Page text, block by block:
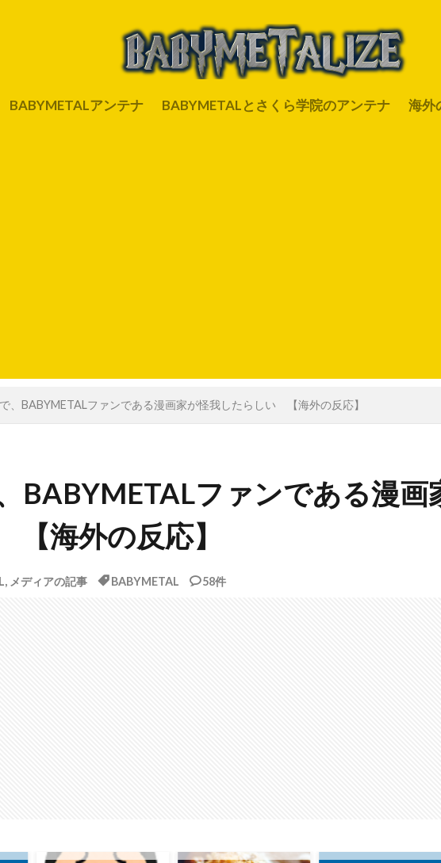
BABYMETALアンテナ BABYMETALとさくら学院のアンテナ 海外
、BABYMETALファンである漫画家が怪我したらしい 【海外の反応】
BABYMETALファンである漫画
海外の反応】
, メディアの記事 BABYMETAL 58件